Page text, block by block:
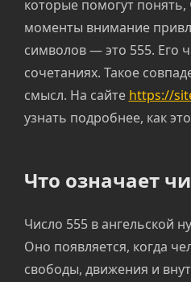
которые помогут понять,
моменты внимание
символов — это 555. Его
сочетаниях. Такое
смысл. На сайте https://
узнать подробнее, как
Что означает
Число 555 в ангельской
Оно появляется, когда
свободы, движения и